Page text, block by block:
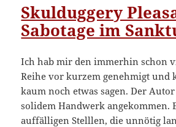
Skulduggery
Sabotage im
Ich hab mir den immerhin schon
Reihe vor kurzem genehmigt und
kaum noch etwas sagen. Der
solidem Handwerk angekommen.
auffälligen Stelllen, die unnötig